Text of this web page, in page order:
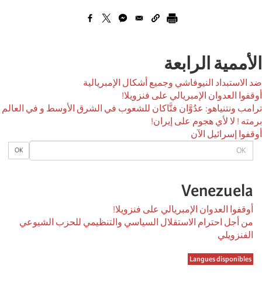
OK
OK
Venezuela
أوقفوا العدوان الإمبريالي على فنزويلا!
من أجل احترام الاستقلال السياسي والتنظيمي للحزب الشيوعي
الفنزويلي
Langues disponibles
الأممية الرابعة
ضد الاستبداد النيوفاشي وجميع أشكال الإمبريالية
أوقفوا العدوان الإمبريالي على فنزويلا!
ترامب ونتنياهو: عدُوَّان فتَّاكان للشعوب في الشرق الأوسط و في العالم
برمته ! لا لأي هجوم على إيران!
أوقفوا إسرائيل الآن